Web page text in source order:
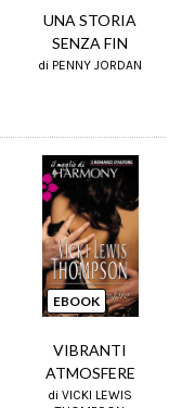
UNA STORIA
SENZA FIN
di PENNY JORDAN
EBOOK
VIBRANTI
ATMOSFERE
di VICKI LEWIS